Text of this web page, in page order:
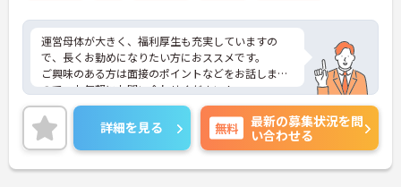
運営母体が大きく、福利厚生も充実していますの
で、長くお勤めになりたい方におススメです。
ご興味のある方は面接のポイントなどをお話します
ので、お気軽にお問い合わせください！
詳細を見る 無料
最新の募集状況を問
い合わせる